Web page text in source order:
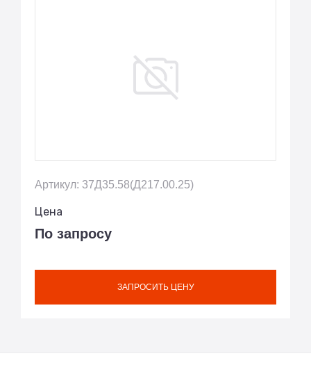
Артикул: 37Д35.58(Д217.00.25)
Цена
По запросу
ЗАПРОСИТЬ ЦЕНУ